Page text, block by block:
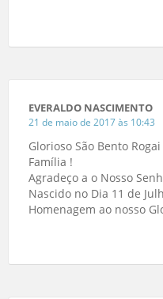
EVERALDO NASCIMENTO
21 de maio de 2017 às 10:43
Glorioso São Bento
Família !
Agradeço a o Nosso
Nascido no Dia 11 de
Homenagem ao nosso